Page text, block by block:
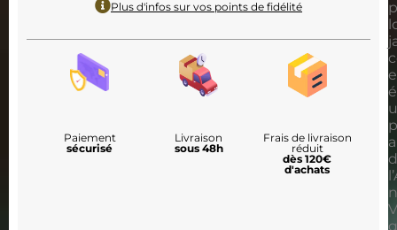
Plus d'infos sur vos points de fidélité
Paiement
sécurisé
Livraison
sous 48h
Frais de livraison
réduit
dès 120€
d'achats